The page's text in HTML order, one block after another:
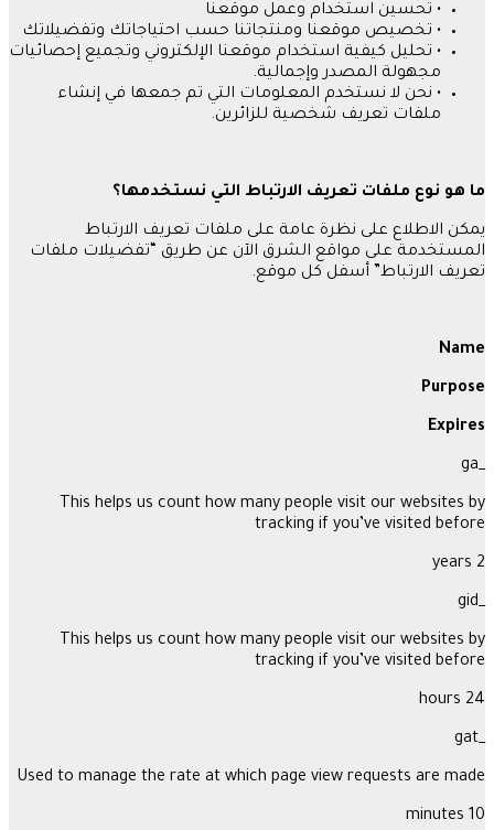
• تحسين استخدام وعمل موقعنا
• تخصيص موقعنا ومنتجاتنا حسب احتياجاتك وتفضيلاتك
• تحليل كيفية استخدام موقعنا الإلكتروني وتجميع إحصائيات
مجهولة المصدر وإجمالية.
• نحن لا نستخدم المعلومات التي تم جمعها في إنشاء
ملفات تعريف شخصية للزائرين.
ما هو نوع ملفات تعريف الارتباط التي نستخدمها؟
يمكن الاطلاع على نظرة عامة على ملفات تعريف الارتباط
المستخدمة على مواقع الشرق الآن عن طريق
تفضيلات ملفات
تعريف الارتباط” أسفل كل موقع.
Name
Purpose
Expires
_ga
This helps us count how many people visit our websites by
tracking if you’ve visited before
2 years
_gid
This helps us count how many people visit our websites by
tracking if you’ve visited before
24 hours
_gat
Used to manage the rate at which page view requests are made
10 minutes